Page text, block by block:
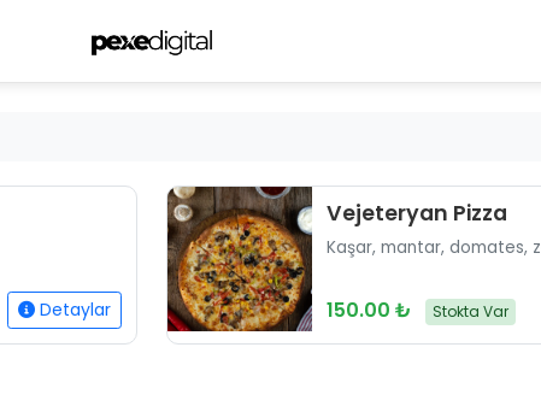
Detaylar
Vejeteryan Pizza
Kaşar, mantar, domates,
150.00 ₺ Stokta Var